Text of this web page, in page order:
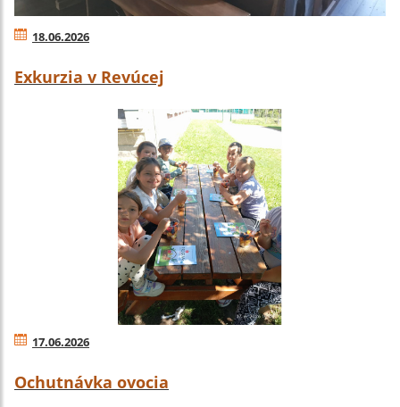
18.06.2026
Exkurzia v Revúcej
17.06.2026
Ochutnávka ovocia